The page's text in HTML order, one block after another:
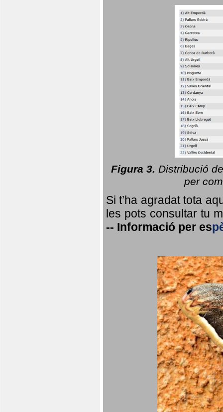
Figura 3. Distribució
per
Si t’ha agradat tota
les pots consultar tu
-- Informació per es